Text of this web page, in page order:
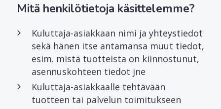
Mitä henkilötietoja käsittelemme?
Kuluttaja-asiakkaan nimi ja yhteystiedot
sekä hänen itse antamansa muut tiedot,
esim. mistä tuotteista on kiinnostunut,
asennuskohteen tiedot jne
Kuluttaja-asiakkaalle tehtävään
tuotteen tai palvelun toimitukseen